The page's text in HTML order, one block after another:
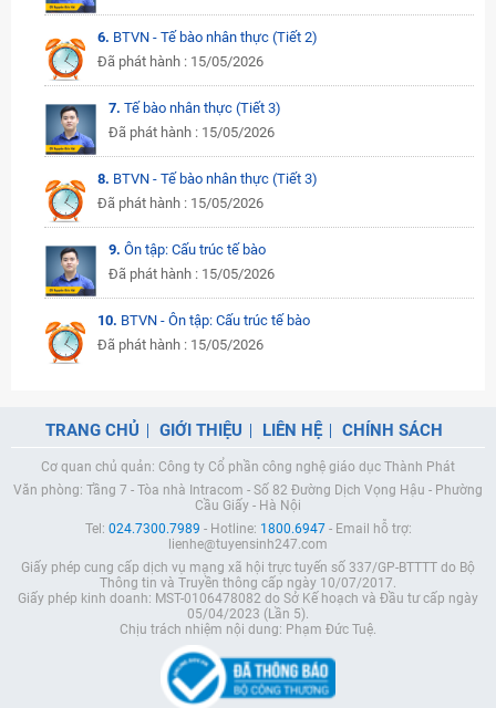
6. BTVN - Tế bào nhân thực (Tiết 2)
Đã phát hành : 15/05/2026
7. Tế bào nhân thực (Tiết 3)
Đã phát hành : 15/05/2026
8. BTVN - Tế bào nhân thực (Tiết 3)
Đã phát hành : 15/05/2026
9. Ôn tập: Cấu trúc tế bào
Đã phát hành : 15/05/2026
10. BTVN - Ôn tập: Cấu trúc tế bào
Đã phát hành : 15/05/2026
TRANG CHỦ GIỚI THIỆU LIÊN HỆ CHÍNH SÁCH
Cơ quan chủ quản: Công ty Cổ phần công nghệ giáo dục Thành Phát
Văn phòng: Tầng 7 - Tòa nhà Intracom - Số 82 Đường Dịch Vọng Hậu - Phường
Cầu Giấy - Hà Nội
Tel: 024.7300.7989 - Hotline: 1800.6947- Email hỗ trợ:
lienhe@tuyensinh247.com
Giấy phép cung cấp dịch vụ mạng xã hội trực tuyến số 337/GP-BTTTT do Bộ
Thông tin và Truyền thông cấp ngày 10/07/2017.
Giấy phép kinh doanh: MST-0106478082 do Sở Kế hoạch và Đầu tư cấp ngày
05/04/2023 (Lần 5).
Chịu trách nhiệm nội dung: Phạm Đức Tuệ.